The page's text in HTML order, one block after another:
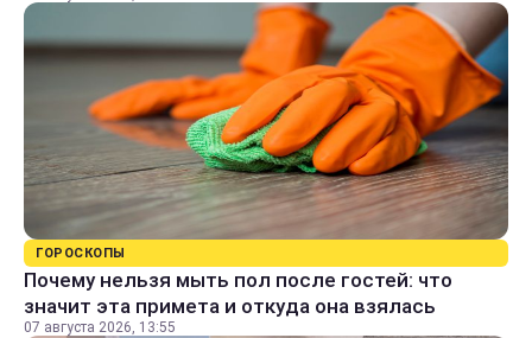
ГОРОСКОПЫ
Почему нельзя мыть пол после гостей: что
значит эта примета и откуда она взялась
07 августа 2026, 13:55